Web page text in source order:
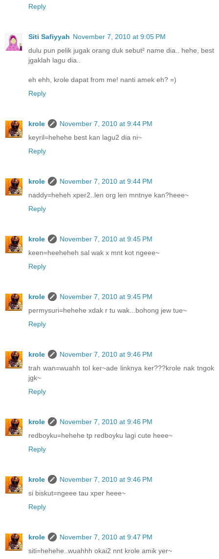
Reply
Siti Safiyyah November 7, 2010 at 9:05 PM
dulu pun pelik jugak orang duk sebut² name dia.. hehe, best
jgaklah lagu dia..
eh ehh, krole dapat from me! nanti amek eh? =)
Reply
krole
November 7, 2010 at 9:44 PM
keyril=hehehe best kan lagu2 dia ni~
Reply
krole
November 7, 2010 at 9:44 PM
naddy=heheh xper2..len org len mntnye kan?heee~
Reply
krole
November 7, 2010 at 9:45 PM
keen=heeheheh sal wak x mnt kot ngeee~
Reply
krole
November 7, 2010 at 9:45 PM
permysuri=hehehe xdak r tu wak...bohong jew tue~
Reply
krole
November 7, 2010 at 9:46 PM
trah wan=wuahh tol ker~ade linknya ker???krole nak tngok
jgk~
Reply
krole
November 7, 2010 at 9:46 PM
redboyku=hehehe tp redboyku lagi cute heee~
Reply
krole
November 7, 2010 at 9:46 PM
si biskut=ngeee tau xper heee~
Reply
krole
November 7, 2010 at 9:47 PM
siti=hehehe..wuahhh okai2 nnt krole amik yer~